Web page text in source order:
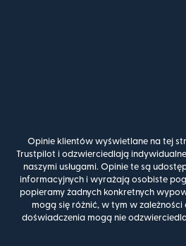
Opinie klientów wyświetlane na tej
Trustpilot i odzwierciedlają
naszymi usługami. Opinie te są
informacyjnych i wyrażają osobiste
popieramy żadnych konkretnych
mogą się różnić, w tym w
doświadczenia mogą nie